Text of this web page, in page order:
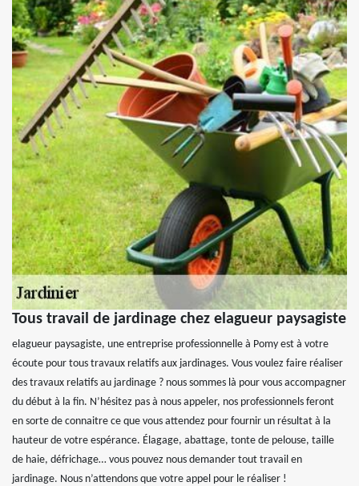
Tous travail de jardinage chez elagueur paysagiste
elagueur paysagiste, une entreprise professionnelle à Pomy est à votre
écoute pour tous travaux relatifs aux jardinages. Vous voulez faire réaliser
des travaux relatifs au jardinage ? nous sommes là pour vous accompagner
du début à la fin. N’hésitez pas à nous appeler, nos professionnels feront
en sorte de connaitre ce que vous attendez pour fournir un résultat à la
hauteur de votre espérance. Élagage, abattage, tonte de pelouse, taille
de haie, défrichage… vous pouvez nous demander tout travail en
jardinage. Nous n’attendons que votre appel pour le réaliser !